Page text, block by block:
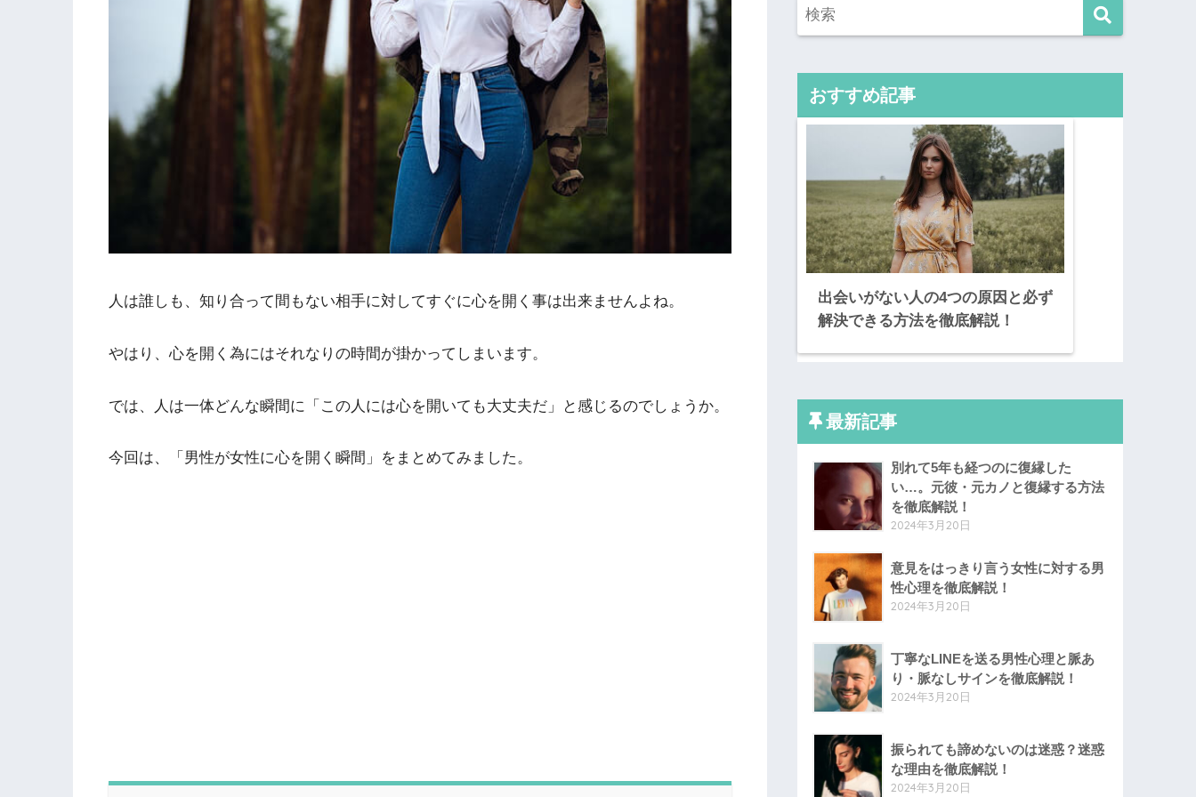
人は誰しも、知り合って間もない相手に対してすぐに心を開く事は出来ませんよね。
やはり、心を開く為にはそれなりの時間が掛かってしまいます。
では、人は一体どんな瞬間に「この人には心を開いても大丈夫だ」と感じるのでしょうか。
今回は、「男性が女性に心を開く瞬間」をまとめてみました。
おすすめ記事
出会いがない人の4つの原因と必ず
解決できる方法を徹底解説！
最新記事
別れて5年も経つのに復縁した
い…。元彼・元カノと復縁する方法
を徹底解説！
2024年3月20日
意見をはっきり言う女性に対する男
性心理を徹底解説！
2024年3月20日
丁寧なLINEを送る男性心理と脈あ
り・脈なしサインを徹底解説！
2024年3月20日
振られても諦めないのは迷惑？迷惑
な理由を徹底解説！
2024年3月20日